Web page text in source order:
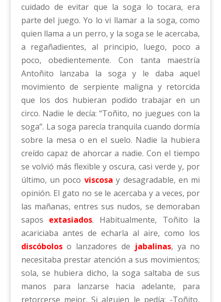
cuidado de evitar que la soga lo tocara, era
parte del juego. Yo lo vi llamar a la soga, como
quien llama a un perro, y la soga se le acercaba,
a regañadientes, al principio, luego, poco a
poco, obedientemente. Con tanta maestría
Antoñito lanzaba la soga y le daba aquel
movimiento de serpiente maligna y retorcida
que los dos hubieran podido trabajar en un
circo. Nadie le decía: “Toñito, no juegues con la
soga”. La soga parecía tranquila cuando dormía
sobre la mesa o en el suelo. Nadie la hubiera
creído capaz de ahorcar a nadie. Con el tiempo
se volvió más flexible y oscura, casi verde y, por
último, un poco viscosa y desagradable, en mi
opinión. El gato no se le acercaba y a veces, por
las mañanas, entres sus nudos, se demoraban
sapos extasiados. Habitualmente, Toñito la
acariciaba antes de echarla al aire, como los
discóboloso lanzadores de jabalinas, ya no
necesitaba prestar atención a sus movimientos;
sola, se hubiera dicho, la soga saltaba de sus
manos para lanzarse hacia adelante, para
retorcerse mejor. Si alguien le pedía: -Toñito,